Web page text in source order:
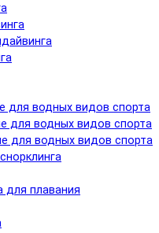
для водных видов спорта
для водных видов спорта
для водных видов спорта
для плавания